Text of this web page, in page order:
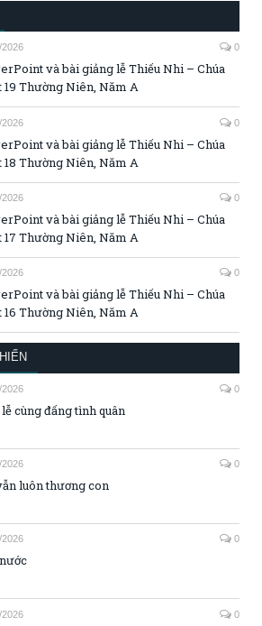
2026 0
và bài giảng lễ Thiếu Nhi – Chúa
19 Thường Niên, Năm A
2026 0
và bài giảng lễ Thiếu Nhi – Chúa
18 Thường Niên, Năm A
2026 0
và bài giảng lễ Thiếu Nhi – Chúa
17 Thường Niên, Năm A
2026 0
và bài giảng lễ Thiếu Nhi – Chúa
16 Thường Niên, Năm A
2026 0
cùng đấng tình quân
2026 0
luôn thương con
2026 0
2026 0